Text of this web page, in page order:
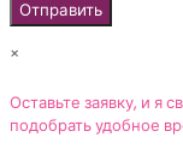
×
Оставьте заявку, и я
подобрать удобное